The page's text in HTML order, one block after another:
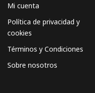
Mi cuenta
Política de privacidad y
cookies
Términos y Condiciones
Sobre nosotros